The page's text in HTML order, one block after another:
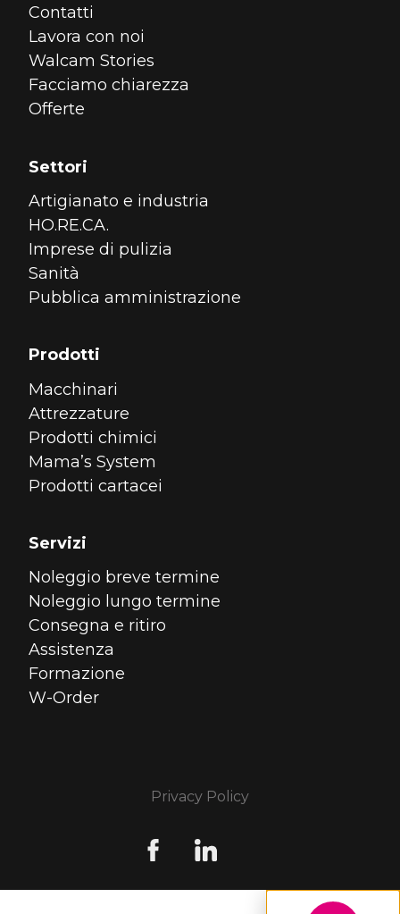
Contatti
Lavora con noi
Walcam Stories
Facciamo chiarezza
Offerte
Settori
Artigianato e industria
HO.RE.CA.
Imprese di pulizia
Sanità
Pubblica amministrazione
Prodotti
Macchinari
Attrezzature
Prodotti chimici
Mama’s System
Prodotti cartacei
Servizi
Noleggio breve termine
Noleggio lungo termine
Consegna e ritiro
Assistenza
Formazione
W-Order
Privacy Policy